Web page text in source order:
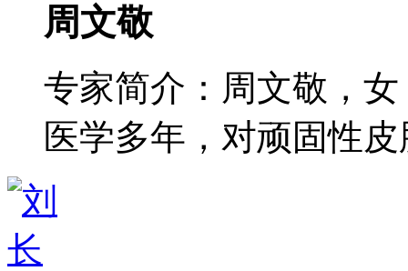
周文敬
专家简介：周文敬，
医学多年，对顽固性皮